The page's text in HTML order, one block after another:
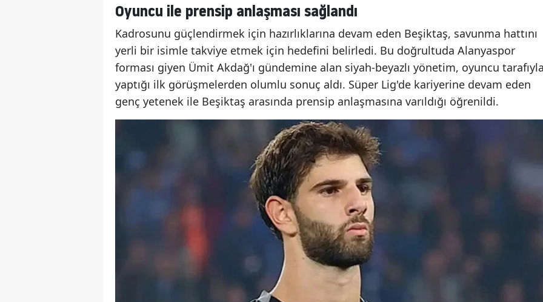
Oyuncu ile prensip anlaşması sağlandı
Kadrosunu güçlendirmek için hazırlıklarına devam eden Beşiktaş, savunma hattını
yerli bir isimle takviye etmek için hedefini belirledi. Bu doğrultuda Alanyaspor
forması giyen Ümit Akdağ'ı gündemine alan siyah-beyazlı yönetim, oyuncu
yaptığı ilk görüşmelerden olumlu sonuç aldı. Süper Lig'de kariyerine devam eden
genç yetenek ile Beşiktaş arasında prensip anlaşmasına varıldığı öğrenildi.